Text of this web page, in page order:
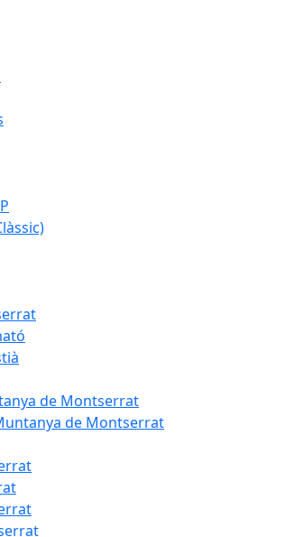
de Montserrat
de Montserrat